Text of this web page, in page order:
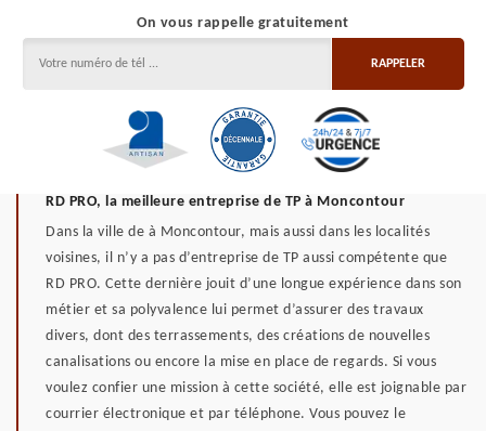
On vous rappelle gratuitement
RD PRO, la meilleure entreprise de TP à Moncontour
Dans la ville de à Moncontour, mais aussi dans les localités
voisines, il n’y a pas d’entreprise de TP aussi compétente que
RD PRO. Cette dernière jouit d’une longue expérience dans son
métier et sa polyvalence lui permet d’assurer des travaux
divers, dont des terrassements, des créations de nouvelles
canalisations ou encore la mise en place de regards. Si vous
voulez confier une mission à cette société, elle est joignable par
courrier électronique et par téléphone. Vous pouvez le